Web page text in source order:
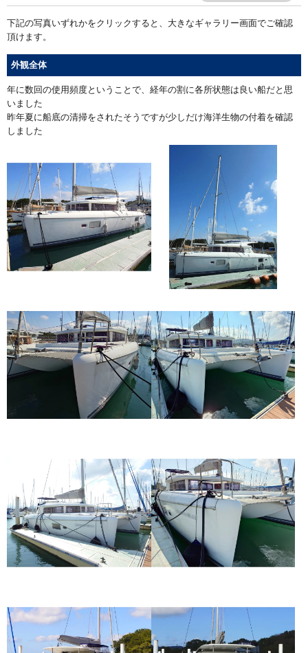
下記の写真いずれかをクリックすると、大きなギャラリー画面でご確認
頂けます。
外観全体
年に数回の使用頻度ということで、経年の割に各所状態は良い船だと思
いました
昨年夏に船底の清掃をされたそうですが少しだけ海洋生物の付着を確認
しました